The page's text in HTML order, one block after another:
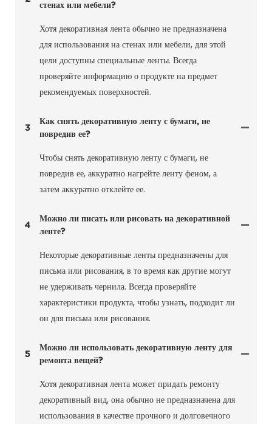
стенах или мебели?
Хотя декоративная лента обычно не предназначена
для использования на стенах или мебели, для этой
цели доступны специальные ленты. Всегда
проверяйте информацию о продукте на предмет
рекомендуемых поверхностей.
3
Как снять декоративную ленту с бумаги, не
повредив ее?
Чтобы снять декоративную ленту с бумаги, не
повредив ее, аккуратно нагрейте ленту феном, а
затем аккуратно отклейте ее.
4
Можно ли писать или рисовать на декоративной
ленте?
Некоторые декоративные ленты предназначены для
письма или рисования, в то время как другие могут
не удерживать чернила. Всегда проверяйте
характеристики продукта, чтобы узнать, подходит ли
он для письма или рисования.
5
Можно ли использовать декоративную ленту для
ремонта вещей?
Хотя декоративная лента может придать ремонту
декоративный вид, она обычно не предназначена для
использования в качестве прочного и долговечного